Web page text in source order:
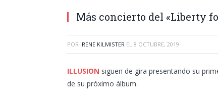
Más concierto del «Liberty
POR IRENE KILMISTER EL 8 OCTUBRE, 2019
ILLUSION siguen de gira presentando su
de su próximo álbum.